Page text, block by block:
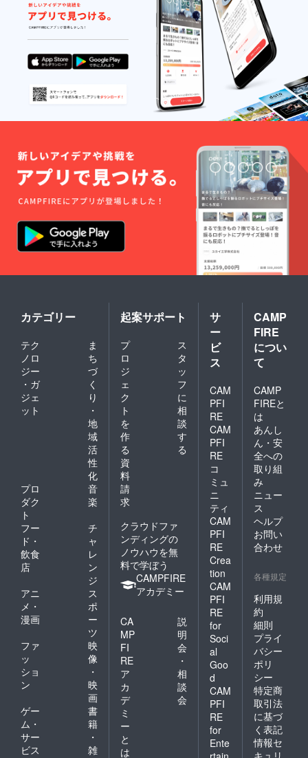
効期限
2025年
12月ま
で。
→ 対応
内容：
画像生
成、音
声合
成、
LLM応
用、プ
ト設
計、AI
エー
ジェン
ト開発
など
カテゴリー
テク
ノロ
ジー
・ガ
ジェ
ット
ま
ち
づ
く
り
・
地
域
活
性
化
プロ
ダク
ト
音
楽
フー
ド・
飲食
店
チ
ャ
レ
ン
ジ
アニ
メ・
漫画
ス
ポ
ー
ツ
ファ
ッ
ショ
ン
映
像
・
映
画
ゲー
ム・
サー
ビス
書
籍
・
雑
起案サポート
プ
ロ
ジ
ェ
ク
ト
を
作
る
ス
タ
ッ
フ
に
相
談
す
る
資
料
請
求
クラウドファ
ンディングの
ノウハウを無
料で学ぼう
CAMPFIRE
アカデミー
CA
MP
FI
RE
ア
カ
デ
ミ
ー
と
は
説
明
会
・
相
談
会
サ
ー
ビ
ス
CAM
PFI
RE
CAM
PFI
RE
コ
ミュ
ニ
ティ
CAM
PFI
RE
Crea
tion
CAM
PFI
RE
for
Soci
al
Goo
d
CAM
PFI
RE
for
Ente
CAMP
FIRE
につい
て
CAMP
FIREと
は
あんし
ん・安
全への
取り組
み
ニュー
ス
ヘルプ
お問い
合わせ
各種規定
利用規
約
細則
プライ
バシー
ポリ
シー
特定商
取引法
に基づ
く表記
情報セ
キュリ